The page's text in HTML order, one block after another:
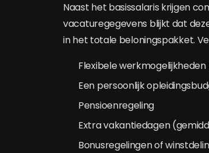
Naast het basissalaris krijgen
vacaturegegevens blijkt dat
in het totale beloningspakket.
Flexibele
Een persoonlijk
Pensioenregeling
Extra vakantiedagen
Bonusregelingen of